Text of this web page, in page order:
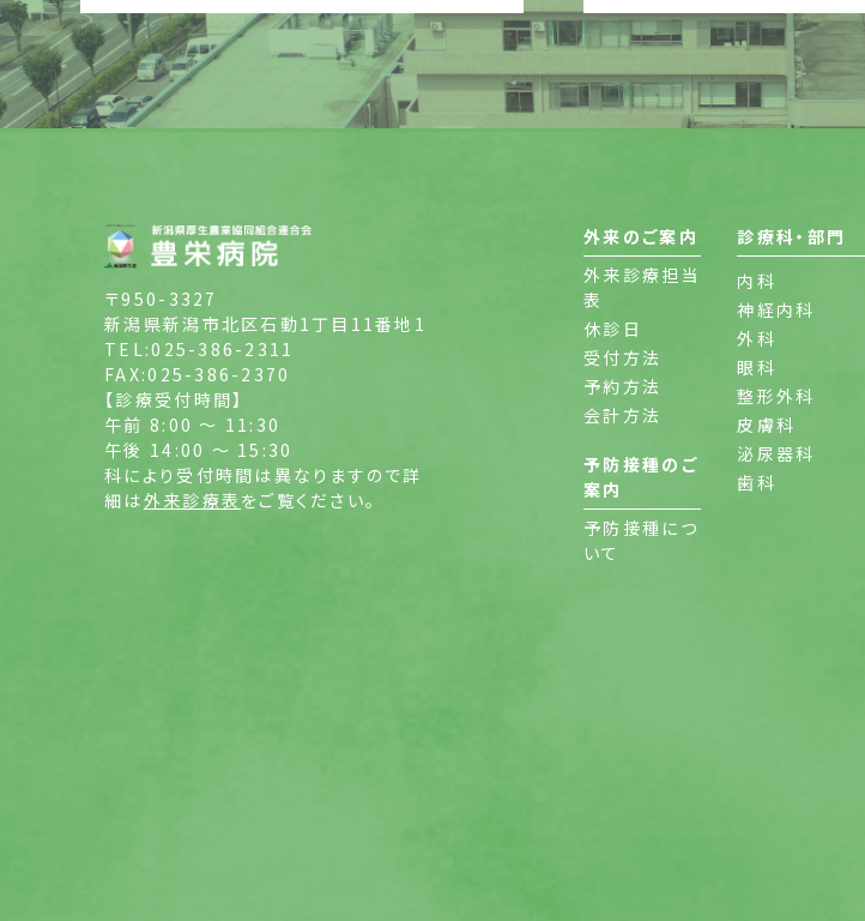
〒950-3327
新潟県新潟市北区石動1丁目11番地1
TEL:025-386-2311
FAX:025-386-2370
【診療受付時間】
午前 8:00 ～ 11:30
午後 14:00 ～ 15:30
科により受付時間は異なりますので詳
細は外来診療表 をご覧ください。
外来のご案内
外来診療担当
表
休診日
受付方法
予約方法
会計方法
予防接種のご
案内
予防接種につ
いて
診療科・部門
内科
神経内科
外科
眼科
整形外科
皮膚科
泌尿器科
歯科